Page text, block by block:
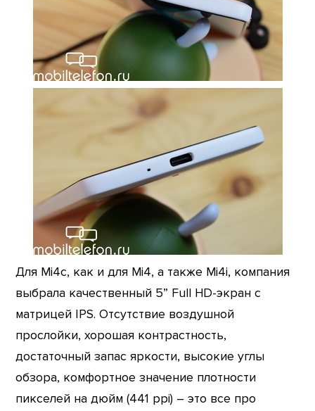
Для Mi4c, как и для Mi4, а также Mi4i, компания
выбрала качественный 5” Full HD-экран с
матрицей IPS. Отсутствие воздушной
прослойки, хорошая контрастность,
достаточный запас яркости, высокие углы
обзора, комфортное значение плотности
пикселей на дюйм (441 ppi) – это все про